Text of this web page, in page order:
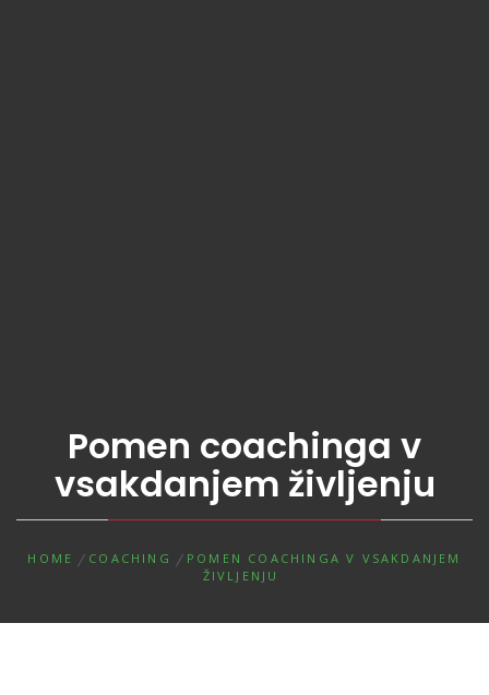
Pomen coachinga v
vsakdanjem življenju
HOME COACHING
POMEN COACHINGA V VSAKDANJEM
ŽIVLJENJU